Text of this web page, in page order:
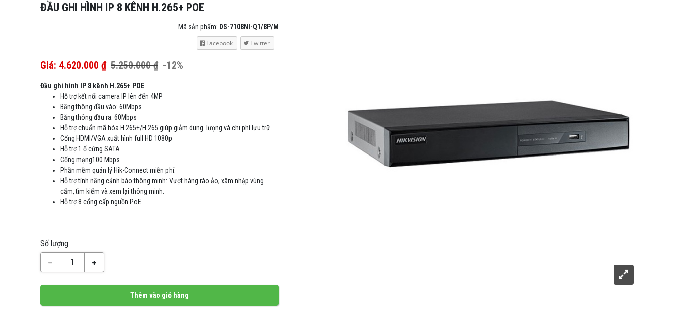
ĐẦU GHI HÌNH IP 8 KÊNH H.265+ POE
Mã sản phẩm: DS-7108NI-Q1/8P/M
Facebook Twitter
Giá: 4.620.000 ₫ 5.250.000 ₫ -12%
Đầu ghi hình IP 8 kênh H.265+ POE
Hỗ trợ kết nối camera IP lên đến 4MP
Băng thông đầu vào: 60Mbps
Băng thông đầu ra: 60Mbps
Hỗ trợ chuẩn mã hóa H.265+/H.265 giúp giảm dung lượng và chi phí lưu trữ
Cổng HDMI/VGA xuất hình full HD 1080p
Hỗ trợ 1 ổ cứng SATA
Cổng mạng100 Mbps
Phần mềm quản lý Hik-Connect miễn phí.
Hỗ trợ tính năng cảnh báo thông minh: Vượt hàng rào ảo, xâm nhập vùng
cấm, tìm kiếm và xem lại thông minh.
Hỗ trợ 8 cổng cấp nguồn PoE
Số lượng:
1
Thêm vào giỏ hàng